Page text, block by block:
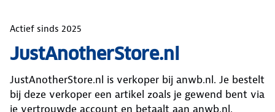
Actief sinds 2025
JustAnotherStore.nl
JustAnotherStore.nl is verkoper bij anwb.nl. Je bestelt
bij deze verkoper een artikel zoals je gewend bent via
je vertrouwde account en betaalt aan anwb.nl.